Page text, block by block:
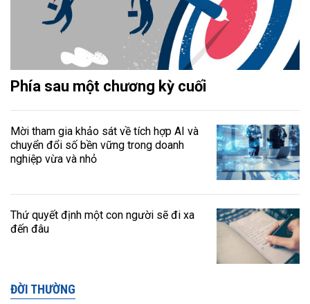
Phía sau một chương kỳ cuối
Mời tham gia khảo sát về tích hợp AI và
chuyển đổi số bền vững trong doanh
nghiệp vừa và nhỏ
Thứ quyết định một con người sẽ đi xa
đến đâu
ĐỜI THƯỜNG